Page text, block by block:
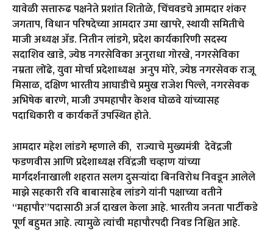
यावेळी सत्तारुढ पक्षनेते प्रशांत शितोळे, चिंचवडचे आमदार शंकर
जगताप, विधान परिषदेच्या आमदार उमा खापरे, स्थायी समितीचे
माजी अध्यक्ष ॲड. नितीन लांडगे, प्रदेश कार्यकारिणी सदस्य
सदाशिव खाडे, ज्येष्ठ नगरसेविका अनुराधा गोरखे, नगरसेविका
नम्रता लोंढे, युवा मोर्चा प्रदेशाध्यक्ष अनुप मोरे, ज्येष्ठ नगरसेवक राजू
मिसाळ, दक्षिण भारतीय आघाडीचे प्रमुख राजेश पिल्ले, नगरसेवक
अभिषेक बारणे, माजी उपमहापौर केशव घोळवे यांच्यासह
पदाधिकारी व कार्यकर्ते उपस्थित होते.
आमदार महेश लांडगे म्हणाले की, राज्याचे मुख्यमंत्री देवेंद्रजी
फडणवीस आणि प्रदेशाध्यक्ष रविंद्रजी चव्हाण यांच्या
मार्गदर्शनाखाली शहरात सलग दुसऱ्यांदा बिनविरोध निवडून आलेले
माझे सहकारी रवि बाबासाहेब लांडगे यांनी पक्षाच्या वतीने
‘‘महापौर’’पदासाठी अर्ज दाखल केला आहे. भारतीय जनता पार्टीकडे
पूर्ण बहुमत आहे. त्यामुळे त्यांची महापौरपदी निवड निश्चित आहे.